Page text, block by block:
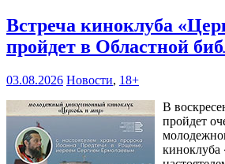
Встреча киноклуба
пройдет в Областной
03.08.2026 Новости, 18+
В
пройдет
киноклуба